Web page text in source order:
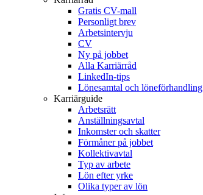
Gratis CV-mall
Personligt brev
Arbetsintervju
CV
Ny på jobbet
Alla Karriärråd
LinkedIn-tips
Lönesamtal och löneförhandling
Karriärguide
Arbetsrätt
Anställningsavtal
Inkomster och skatter
Förmåner på jobbet
Kollektivavtal
Typ av arbete
Lön efter yrke
Olika typer av lön